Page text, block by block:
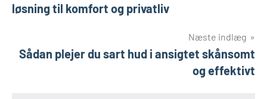
løsning til komfort og privatliv
Næste indlæg
Sådan plejer du sart hud i ansigtet skånsomt
og effektivt